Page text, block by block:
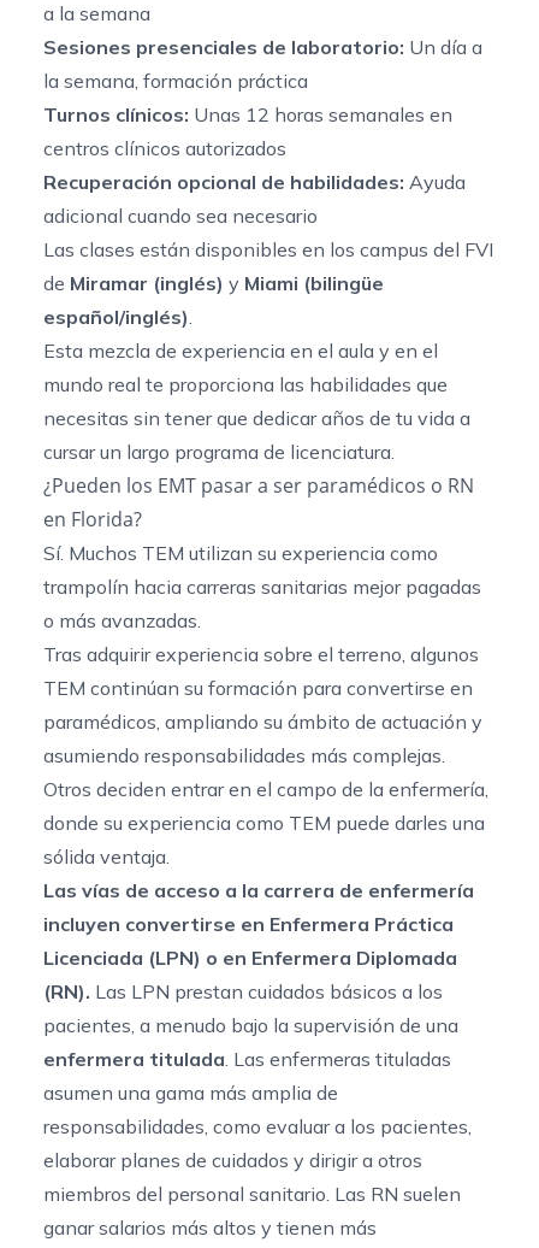
a la semana
Sesiones presenciales de laboratorio: Un día a
la semana, formación práctica
Turnos clínicos: Unas 12 horas semanales en
centros clínicos autorizados
Recuperación opcional de habilidades: Ayuda
adicional cuando sea necesario
Las clases están disponibles en los campus del FVI
de Miramar (inglés) y Miami (bilingüe
español/inglés).
Esta mezcla de experiencia en el aula y en el
mundo real te proporciona las habilidades que
necesitas sin tener que dedicar años de tu vida a
cursar un largo programa de licenciatura.
¿Pueden los EMT pasar a ser paramédicos o RN
en Florida?
Sí. Muchos TEM utilizan su experiencia como
trampolín hacia carreras sanitarias mejor pagadas
o más avanzadas.
Tras adquirir experiencia sobre el terreno, algunos
TEM continúan su formación para convertirse en
paramédicos, ampliando su ámbito de actuación y
asumiendo responsabilidades más complejas.
Otros deciden entrar en el campo de la enfermería,
donde su experiencia como TEM puede darles una
sólida ventaja.
Las vías de acceso a la carrera de enfermería
incluyen convertirse en Enfermera Práctica
Licenciada (LPN) o en Enfermera Diplomada
(RN). Las LPN prestan cuidados básicos a los
pacientes, a menudo bajo la supervisión de una
enfermera titulada. Las enfermeras tituladas
asumen una gama más amplia de
responsabilidades, como evaluar a los pacientes,
elaborar planes de cuidados y dirigir a otros
miembros del personal sanitario. Las RN suelen
ganar salarios más altos y tienen más